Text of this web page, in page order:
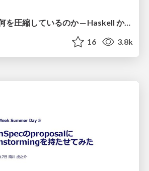
アルゴリズムは何を圧縮しているのか ─ Haskell から育った「圧縮代数」というメンタルモデル
16 3.8k